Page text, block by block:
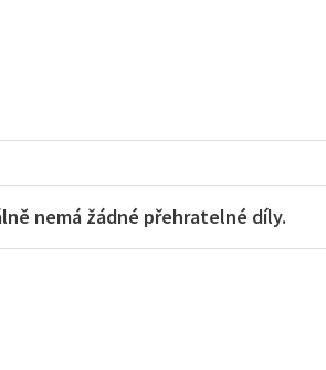
nemá žádné přehratelné díly.